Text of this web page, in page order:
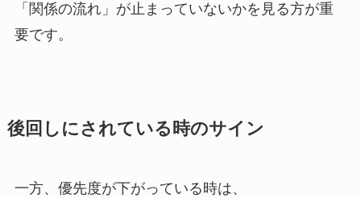
「関係の流れ」が止まっていないかを見る方が重
要です。
後回しにされている時のサイン
一方、優先度が下がっている時は、